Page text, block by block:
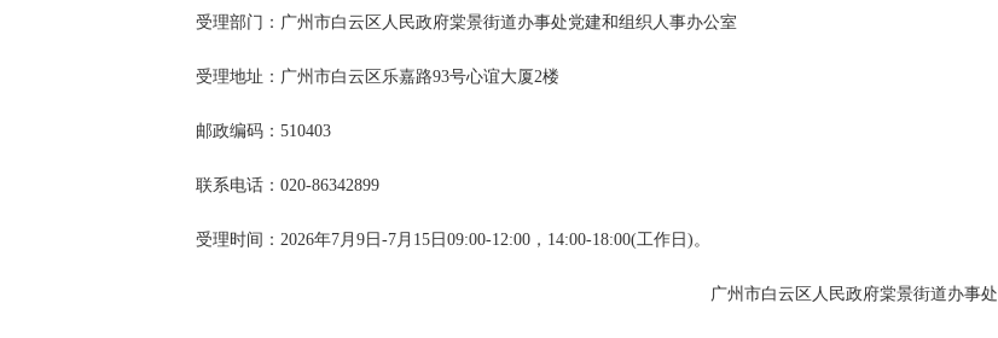
受理部门：广州市白云区人民政府棠景街道办事处党建和组织人事办公室
受理地址：广州市白云区乐嘉路93号心谊大厦2楼
邮政编码：510403
联系电话：020-86342899
受理时间：2026年7月9日-7月15日09:00-12:00，14:00-18:00(工作日)。
广州市白云区人民政府棠景街道办事处